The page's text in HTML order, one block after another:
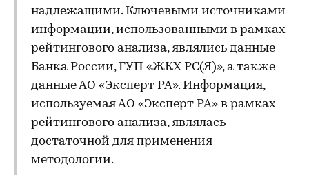
надлежащими. Ключевыми источниками
информации, использованными в рамках
рейтингового анализа, являлись данные
Банка России, ГУП «ЖКХ РС(Я)», а также
данные АО «Эксперт РА». Информация,
используемая АО «Эксперт РА» в рамках
рейтингового анализа, являлась
достаточной для применения
методологии.